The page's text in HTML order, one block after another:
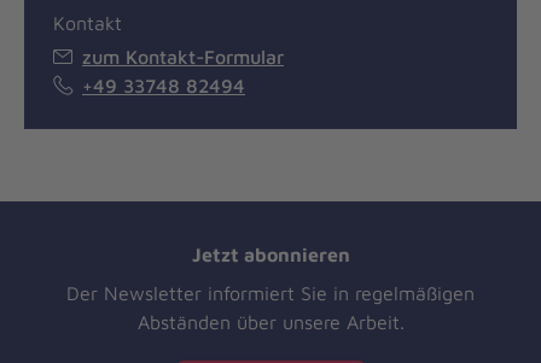
Kontakt
zum Kontakt-Formular
+49 33748 82494
Jetzt abonnieren
Der Newsletter informiert Sie in regelmäßigen
Abständen über unsere Arbeit.